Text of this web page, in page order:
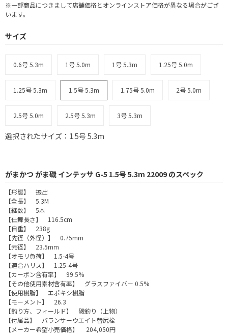
※一部商品につきまして店舗価格とオンラインストア価格が異なる場合がござ
います。
サイズ
0.6号 5.3m 1号 5.0m 1号 5.3m 1.25号 5.0m
1.25号 5.3m 1.5号 5.3m 1.75号 5.0m 2号 5.0m
2.5号 5.0m 2.5号 5.3m 3号 5.3m
選択されたサイズ：1.5号 5.3m
がまかつ がま磯 インテッサ G-5 1.5号 5.3m 22009 のスペック
【形態】 振出
【全長】 5.3M
【継数】 5本
【仕舞長さ】 116.5cm
【自重】 238g
【先径（外径）】 0.75mm
【元径】 23.5mm
【オモリ負荷】 1.5-4号
【適合ハリス】 1.25-4号
【カーボン含有率】 99.5%
【その他使用素材含有率】 グラスファイバー 0.5%
【使用樹脂】 エポキシ樹脂
【モーメント】 26.3
【釣り方、フィールド】 磯釣り（上物）
【付属品】 バランサーウエイト替尻栓
【メーカー希望小売価格】 204,050円